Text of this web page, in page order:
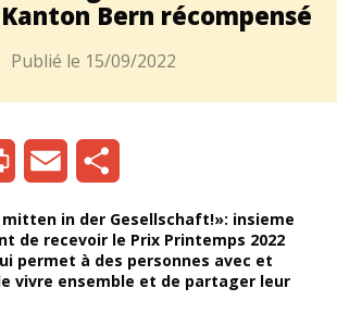
Bern récompensé
Publié le 15/09/2022
mitten in der Gesellschaft!»: insieme
de recevoir le Prix Printemps 2022
permet à des personnes avec et
vivre ensemble et de partager leur